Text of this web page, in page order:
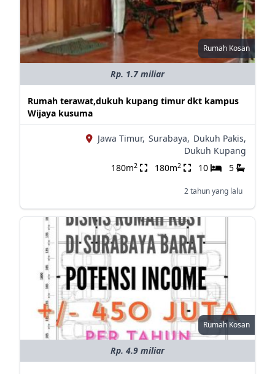
Rumah Kosan
Rp. 1.7 miliar
Rumah terawat,dukuh kupang timur dkt kampus
Wijaya kusuma
Jawa Timur, Surabaya, Dukuh Pakis,
Dukuh Kupang
180m2 180m2 10 5
2 tahun yang lalu
Rumah Kosan
Rp. 4.9 miliar